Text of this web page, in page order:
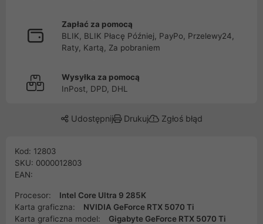
Zapłać za pomocą
BLIK, BLIK Płacę Później, PayPo, Przelewy24,
Raty, Kartą, Za pobraniem
Wysyłka za pomocą
InPost, DPD, DHL
Udostępnij Drukuj Zgłoś błąd
Kod: 12803
SKU: 0000012803
EAN:
Procesor:
Intel Core Ultra 9 285K
Karta graficzna:
NVIDIA GeForce RTX 5070 Ti
Karta graficzna model:
Gigabyte GeForce RTX 5070 Ti